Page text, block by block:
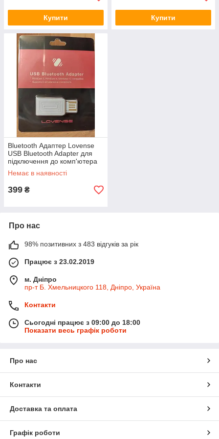
Купити Купити
Bluetooth Адаптер Lovense
USB Bluetooth Adapter для
підключення до комп'ютера
Немає в наявності
399 ₴
Про нас
98% позитивних з 483 відгуків за рік
Працює з 23.02.2019
м. Дніпро
пр-т Б. Хмельницкого 118, Дніпро, Україна
Контакти
Сьогодні працює з 09:00 до 18:00
Показати весь графік роботи
Про нас
Контакти
Доставка та оплата
Графік роботи